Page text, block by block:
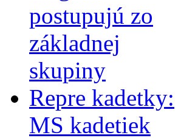
postupujú zo
základnej
skupiny
Repre kadetky:
MS kadetiek